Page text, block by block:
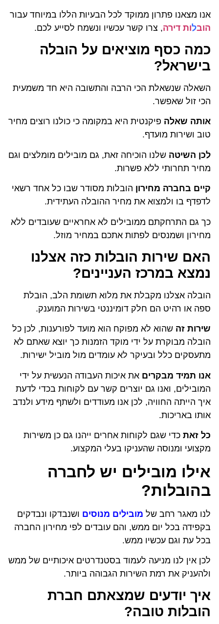
אנו מצאנו פתרון ממוקד לכל הבעיות הללו במיוחד עבור
הובלות דירה, צרו קשר עכשיו ונשמח לסייע לכם.
כמה כסף מוציאים על הובלה
בישראל?
השאלה שנשאלת הכי הרבה והתשובה היא חד משמעית
הכי זול שאפשר.
אותה שאלה פיקנטית היא במקומה כי כולנו רוצים מחיר
טוב ושירות מועדף.
לכן השיטה שלנו הוכיחה זאת, גם מובילים מומלצים וגם
מחיר תחרותי ללא פשרות.
קיים בחברה מחירון הובלות מסודר שבו כל אחד רשאי
לדפדף בו ולמצוא את מחיר ההובלה העתידית.
כך גם התרחקתם ממובילים לא אחראיים שעובדים ללא
מחירון ושמנסים לפתות אתכם במחיר מוזל.
האם שירות הובלות כזה אצלנו
נמצא במרכז העניינים?
הובלה אצלנו מקבלת את מלוא תשומת הלב, הובלת
ספה או רהיט הם חלק דומיננטי בשירות המוענק.
שירות זה שהוא לא מפוקח הוא מועד לפורענות, לכן כל
הובלה מבוקרת על ידי מוקד הזמנות כך יוצא שאתם לא
מתעסקים כלל ובעיקר לא עומדים מול מוביל ישירות.
אנו תמיד מבקרים את איכות העבודה הנעשית על ידי
המובילים, ואנו גם יוצרים קשר עם לקוחות בכדי לדעת
איך הייתה החוויה, לכן אנו מעודדים ולשתף מידע ולנדב
אותו באריכות.
כל זאת כדי שגם לקוחות אחרים ייהנו גם כן משירות
מקצועי ומנוסה שהעניקו בעלי המקצוע.
אילו מובילים יש לחברה
בהובלות?
לנו מאגר רחב של מובילים מנוסים ושנבדקו ונבדקים
בקפידה בכל יום ממש, והם עובדים לפי מחירון החברה
בכל עת וגם עכשיו ממש.
לכן אין לנו מניעה לעמוד בסטנדרטים איכותיים של ממש
ולהעניק את רמת השירות הגבוהה ביותר.
איך יודעים שמצאתם חברת
הובלות טובה?